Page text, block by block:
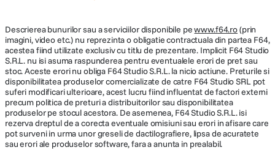
SPECIFICATII VIDEO:
Inregistrare
video
1920 x 1080, 30 cps
Capacitate
inregistrare
video
(Full HD & HD) pana la 4 GB sau 29 min.
59 sec.; (L) Pana la 4 GB sau 1 ora
Inregistrare
audio
Stereo
Descrierea bunurilor sau a serviciilor disponibile pewww.f64.ro(prin
imagini, video etc.) nu reprezinta o obligatie contractuala din partea F64,
acestea fiind utilizate exclusiv cu titlu de prezentare. Implicit F64 Studio
S.R.L. nu isi asuma raspunderea pentru eventualele erori de pret sau
stoc. Aceste erori nu obliga F64 Studio S.R.L. la nicio actiune. Preturile si
disponibilitatea produselor comercializate de catre F64 Studio SRL pot
suferi modificari ulterioare, acest lucru fiind influentat de factori externi
precum politica de preturi a distribuitorilor sau disponibilitatea
produselor pe stocul acestora. De asemenea, F64 Studio S.R.L. isi
rezerva dreptul de a corecta eventuale omisiuni sau erori in afisare care
pot surveni in urma unor greseli de dactilografiere, lipsa de acuratete
sau erori ale produselor software, fara a anunta in prealabil.